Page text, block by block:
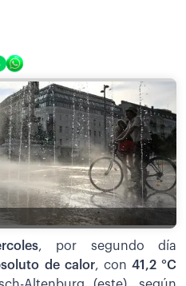
, por segundo día
de calor, con 41,2 °C